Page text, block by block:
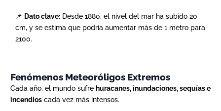
📌 Dato clave: Desde 1880, el nivel del mar ha subido 20
cm, y se estima que podría aumentar más de 1 metro para
2100.
Fenómenos Meteoróligos Extremos
Cada año, el mundo sufre huracanes, inundaciones, sequías e
incendios cada vez más intensos.